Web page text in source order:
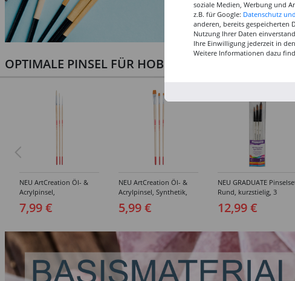
OPTIMALE PINSEL FÜR HOBBY & KUNST
NEU ArtCreation Öl- &
Acrylpinsel,
3er Set, No. 2, 6, 10
7,99 €
NEU ArtCreation Öl- &
Acrylpinsel, Synthetik,
Flachpinsel, 4, 8, 16
5,99 €
NEU GRADUATE
Rund, kurzstielig, 3
12,99 €
soziale Medien, Werbung und
z.B. für Google: Datenschutz
anderen, bereits gespeicherten
Nutzung Ihrer Daten
Ihre Einwilligung jederzeit in
Weitere Informationen dazu